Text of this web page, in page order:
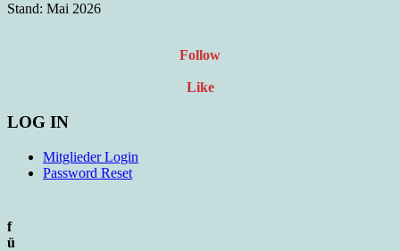
Stand: Mai 2026
Follow
Like
LOG IN
Mitglieder Login
Password Reset
f
ü